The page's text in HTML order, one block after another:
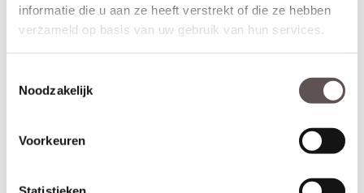
informatie die u aan ze heeft verstrekt of die ze hebben
verzameld op basis van uw gebruik van hun services.
Noodzakelijk
Voorkeuren
Meer info
Meer info
Deurbeslag is in een grote variëteit te verkrijgen en is door
te staan bij de specifieke eigenschappen van het materiaal
en de oppervlakte behandelingen. Hier lees je hoe je het